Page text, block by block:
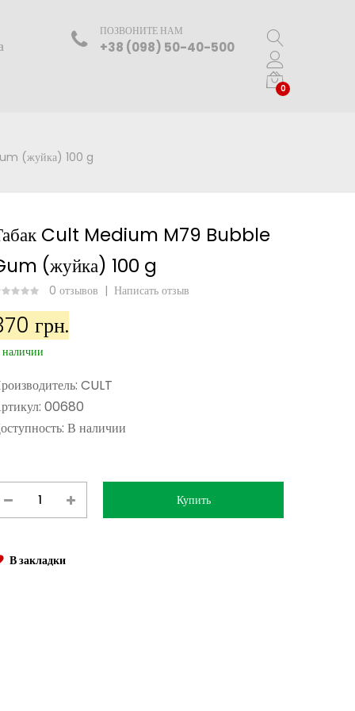
ПОЗВОНИТЕ НАМ
+38 (098) 50-40-500
0
(жуйка) 100 g
Cult Medium M79 Bubble
(жуйка) 100 g
0 отзывов | Написать отзыв
грн.
CULT
00680
В наличии
В закладки